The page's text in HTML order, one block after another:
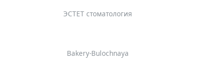
ЭСТЕТ стоматология
Bakery-Bulochnaya